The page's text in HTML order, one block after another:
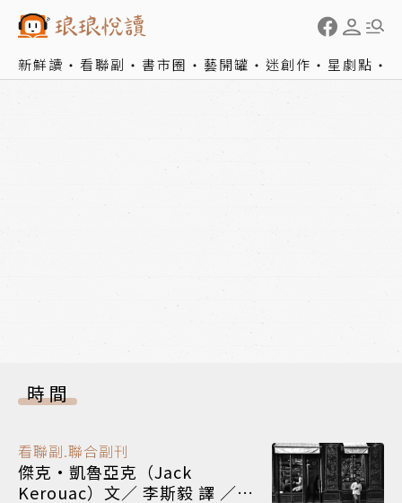
新鮮讀 看聯副 書市圈 藝開罐 迷創作 星劇點
時間
看聯副.聯合副刊
傑克·凱魯亞克（Jack
Kerouac）文／ 李斯毅 譯 ／我